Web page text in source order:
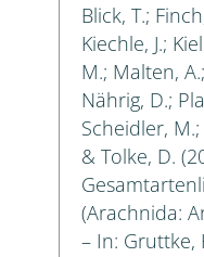
Blick, T.;
Kiechle, J.;
M.; Malten,
Nährig, D.;
Scheidler,
& Tolke, D.
(Arachnida:
– In: Gruttke,